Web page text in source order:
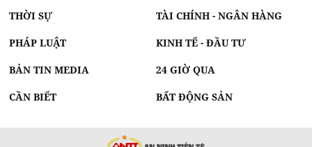
THỜI SỰ TÀI CHÍNH - NGÂN HÀNG
PHÁP LUẬT KINH TẾ - ĐẦU TƯ
BẢN TIN MEDIA 24 GIỜ QUA
CẦN BIẾT BẤT ĐỘNG SẢN